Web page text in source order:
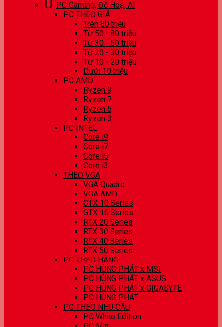
PC Gaming, Đồ Hoạ, AI
PC THEO GIÁ
Trên 80 triệu
Từ 50 - 80 triệu
Từ 30 - 50 triệu
Từ 20 - 30 triệu
Từ 10 - 20 triệu
Dưới 10 triệu
PC AMD
Ryzen 9
Ryzen 7
Ryzen 5
Ryzen 3
PC INTEL
Core i9
Core i7
Core i5
Core i3
THEO VGA
VGA Quadro
VGA AMD
GTX 10 Series
GTX 16 Series
RTX 20 Series
RTX 30 Series
RTX 40 Series
RTX 50 Series
PC THEO HÃNG
PC HÙNG PHÁT x MSI
PC HÙNG PHÁT x ASUS
PC HÙNG PHÁT x GIGABYTE
PC HÙNG PHÁT
PC THEO NHU CẦU
PC White Edition